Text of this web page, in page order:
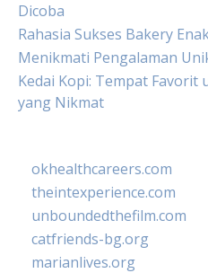
Dicoba
Rahasia Sukses Bakery
Menikmati Pengalaman
Kedai Kopi: Tempat
yang Nikmat
okhealthcareers.com
theintexperience.com
unboundedthefilm.com
catfriends-bg.org
marianlives.org